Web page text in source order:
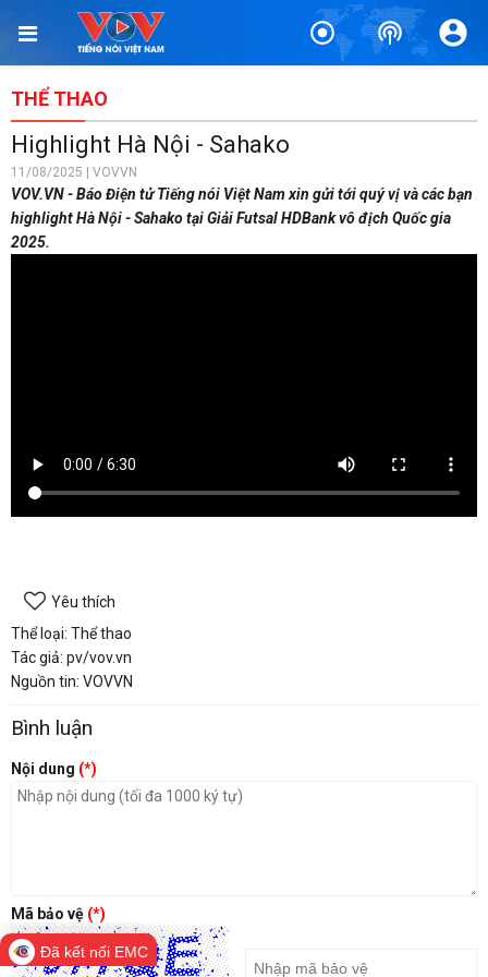
THỂ THAO
Highlight Hà Nội - Sahako
11/08/2025 | VOVVN
VOV.VN - Báo Điện tử Tiếng nói Việt Nam xin gửi tới quý vị và các bạn
highlight Hà Nội - Sahako tại Giải Futsal HDBank vô địch Quốc gia
2025.
Yêu thích
Thể loại: Thể thao
Tác giả: pv/vov.vn
Nguồn tin: VOVVN
Bình luận
Nội dung (*)
Mã bảo vệ (*)
Đã kết nối EMC